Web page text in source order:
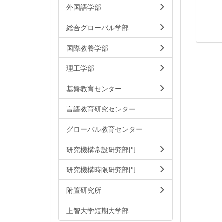
外国語学部
総合グローバル学部
国際教養学部
理工学部
基盤教育センター
言語教育研究センター
グローバル教育センター
研究機構常設研究部門
研究機構時限研究部門
附置研究所
上智大学短期大学部